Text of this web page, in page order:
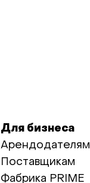
Для бизнеса
Арендодателям
Поставщикам
Фабрика PRIME